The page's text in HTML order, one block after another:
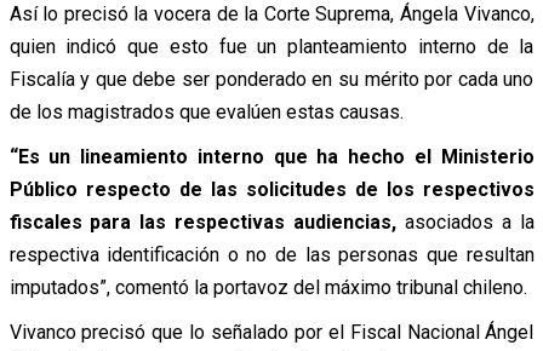
Así lo precisó la vocera de la Corte Suprema, Ángela Vivanco,
quien indicó que esto fue un planteamiento interno de la
Fiscalía y que debe ser ponderado en su mérito por cada uno
de los magistrados que evalúen estas causas.
“Es un lineamiento interno que ha hecho el Ministerio
Público respecto de las solicitudes de los respectivos
fiscales para las respectivas audiencias,asociados a la
respectiva identificación o no de las personas que resultan
imputados”, comentó la portavoz del máximo tribunal chileno.
Vivanco precisó que lo señalado por el Fiscal Nacional Ángel